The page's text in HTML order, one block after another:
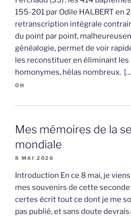
155-201 par Odile HALBERT en
retranscription intégrale
du point par point,
généalogie, permet de voir
les reconstituer en éliminant les
homonymes, hélas nombreux.
OH
Mes mémoires de la
mondiale
8 MAI 2026
Introduction En ce 8 mai, je
mes souvenirs de cette seconde
certes écrit tout ce dont je me
pas publié, et sans doute